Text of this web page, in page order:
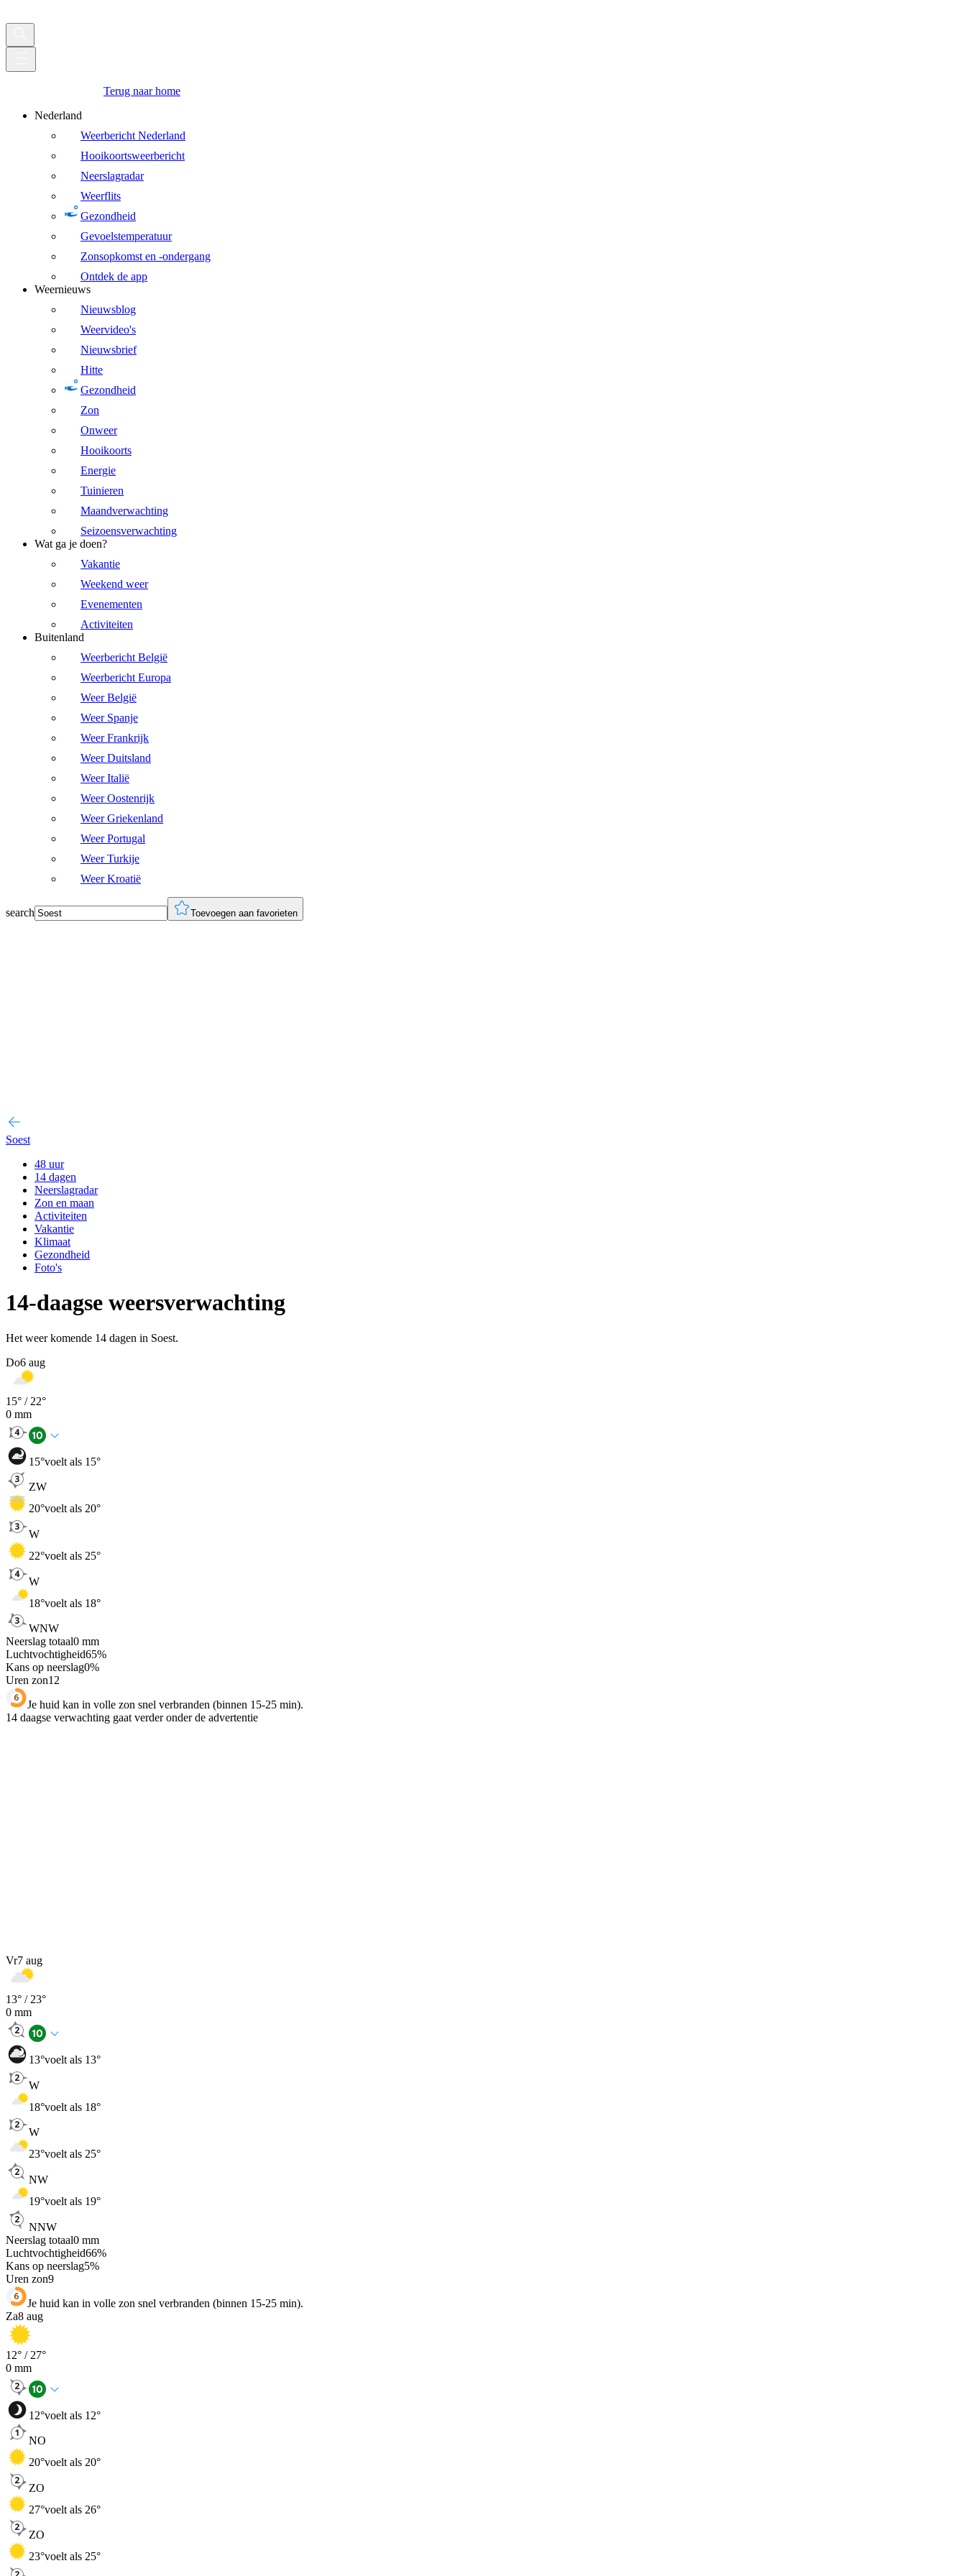
Terug naar home
Nederland
Weerbericht Nederland
Hooikoortsweerbericht
Neerslagradar
Weerflits
Gezondheid
Gevoelstemperatuur
Zonsopkomst en -ondergang
Ontdek de app
Weernieuws
Nieuwsblog
Weervideo's
Nieuwsbrief
Hitte
Gezondheid
Zon
Onweer
Hooikoorts
Energie
Tuinieren
Maandverwachting
Seizoensverwachting
Wat ga je doen?
Vakantie
Weekend weer
Evenementen
Activiteiten
Buitenland
Weerbericht België
Weerbericht Europa
Weer België
Weer Spanje
Weer Frankrijk
Weer Duitsland
Weer Italië
Weer Oostenrijk
Weer Griekenland
Weer Portugal
Weer Turkije
Weer Kroatië
search Toevoegen aan favorieten
Soest
48 uur
14 dagen
Neerslagradar
Zon en maan
Activiteiten
Vakantie
Klimaat
Gezondheid
Foto's
14-daagse weersverwachting
Het weer komende 14 dagen in Soest.
Do6 aug
15° / 22°
0 mm
15°voelt als 15°
ZW
20°voelt als 20°
W
22°voelt als 25°
W
18°voelt als 18°
WNW
Neerslag totaal0 mm
Luchtvochtigheid65%
Kans op neerslag0%
Uren zon12
Je huid kan in volle zon snel verbranden (binnen 15-25 min).
14 daagse verwachting gaat verder onder de advertentie
Vr7 aug
13° / 23°
0 mm
13°voelt als 13°
W
18°voelt als 18°
W
23°voelt als 25°
NW
19°voelt als 19°
NNW
Neerslag totaal0 mm
Luchtvochtigheid66%
Kans op neerslag5%
Uren zon9
Je huid kan in volle zon snel verbranden (binnen 15-25 min).
Za8 aug
12° / 27°
0 mm
12°voelt als 12°
NO
20°voelt als 20°
ZO
27°voelt als 26°
ZO
23°voelt als 25°